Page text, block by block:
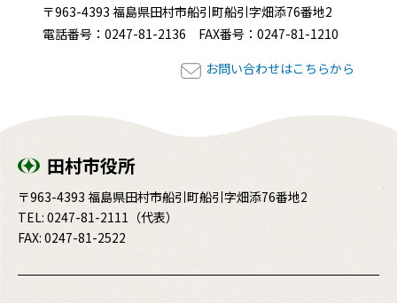
〒963-4393 福島県田村市船引町船引字畑添76番地2
電話番号：0247-81-2136 FAX番号：0247-81-1210
お問い合わせはこちらから
田村市役所
〒963-4393 福島県田村市船引町船引字畑添76番地2
TEL: 0247-81-2111 （代表）
FAX: 0247-81-2522